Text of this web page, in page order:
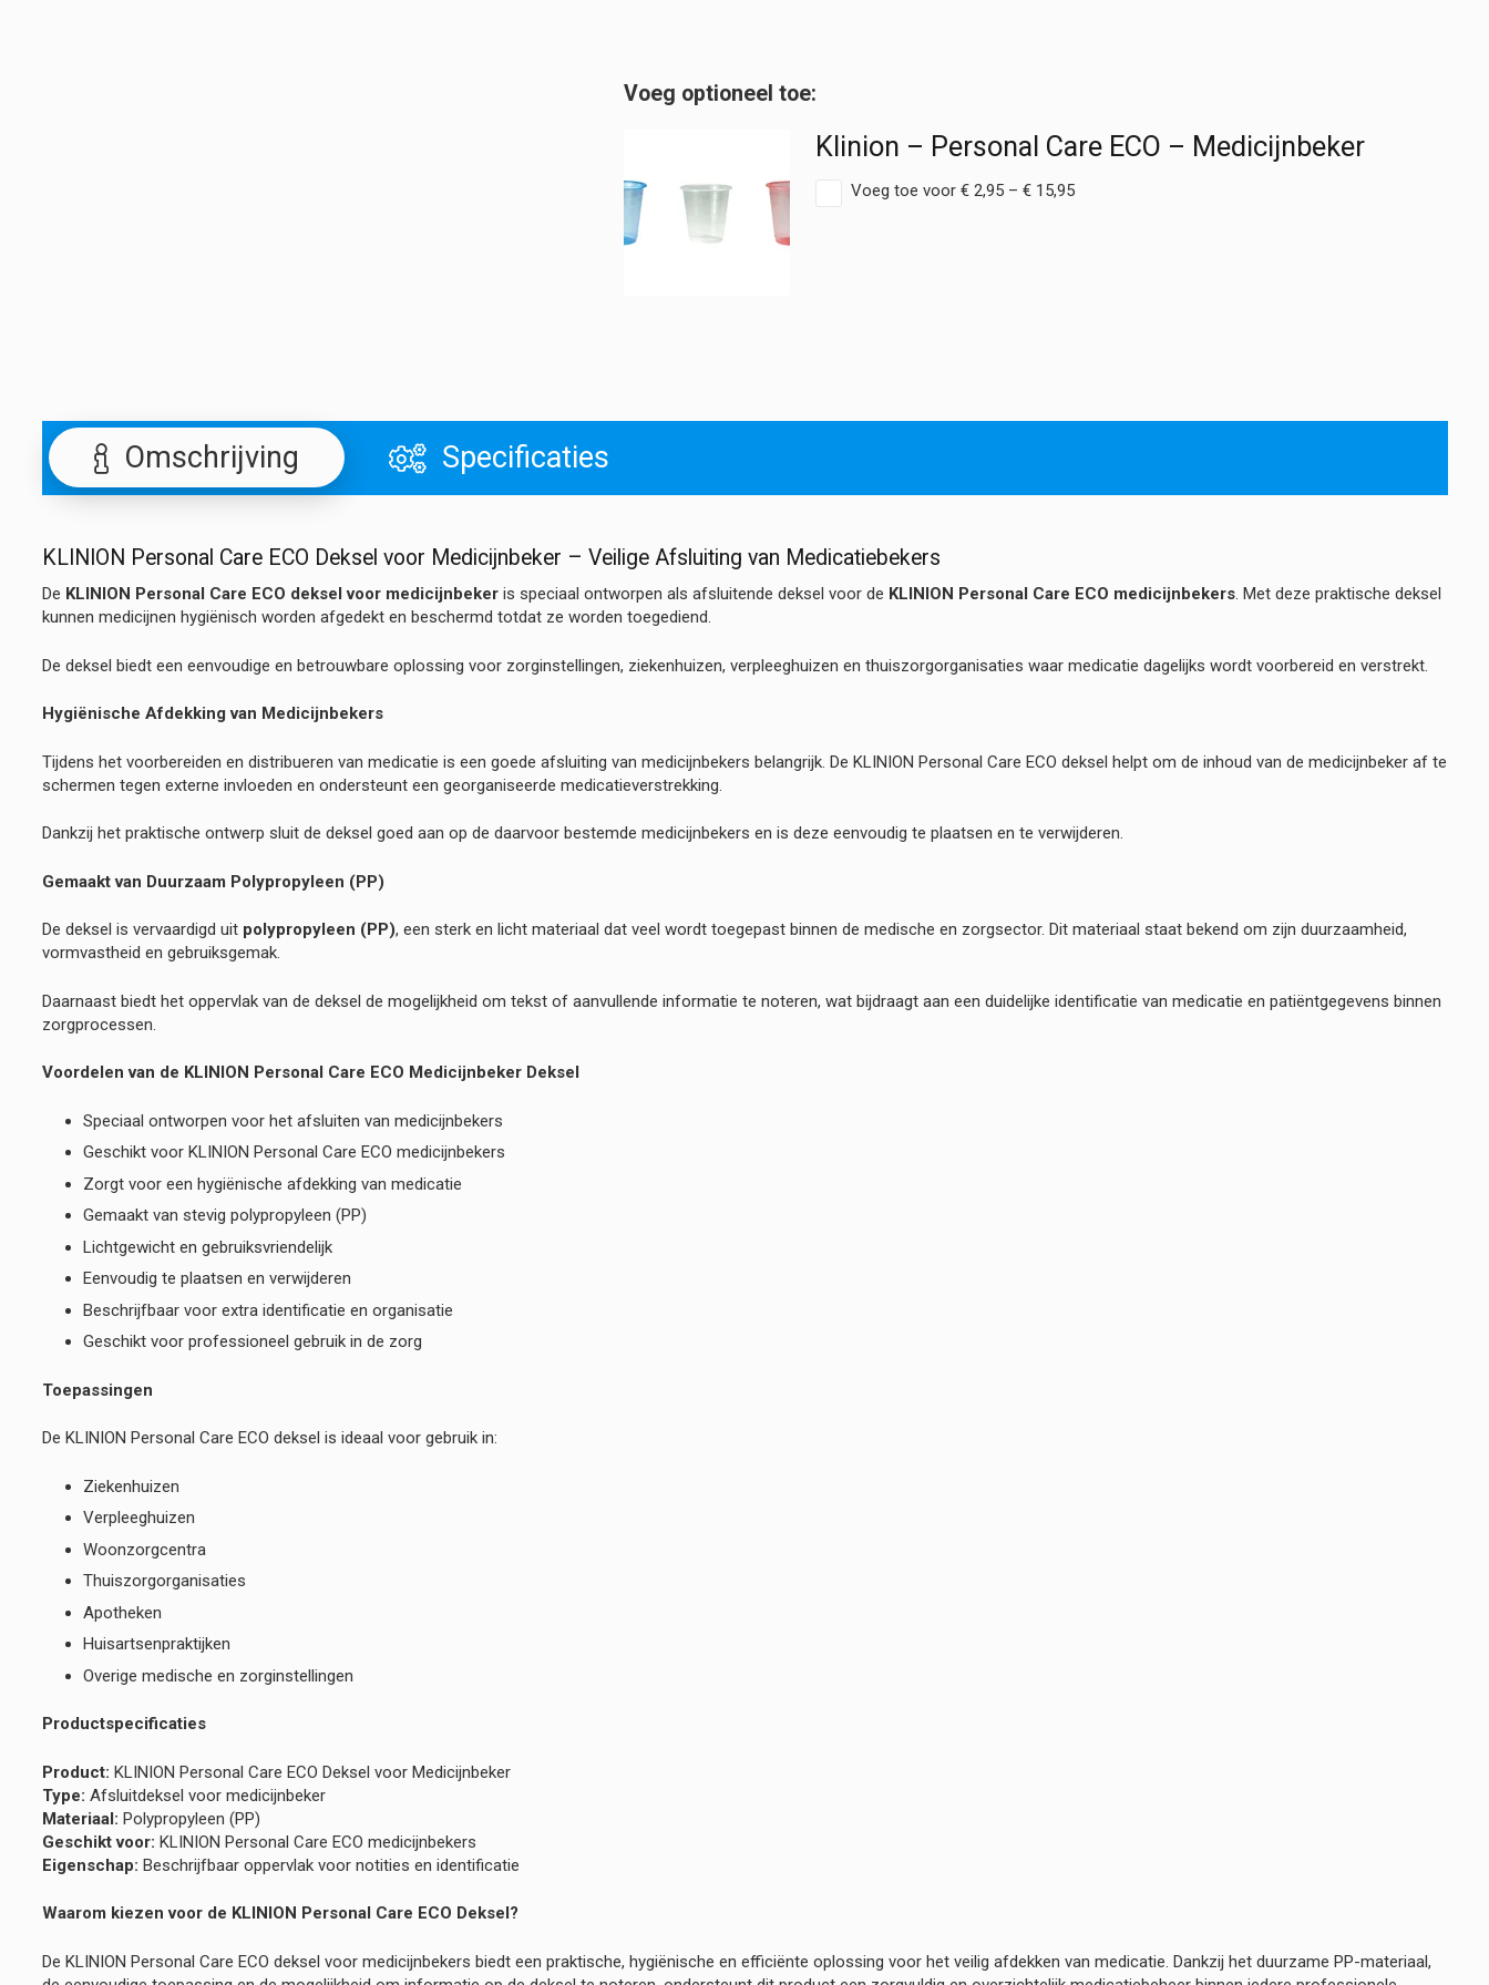
Deksel
Klinion – Personal Care ECO – Medicijnbeker
Voeg toe voor €2,95 – €15,95Prijsklasse:
Omschrijving Specificaties
KLINION Personal Care ECO Deksel voor Medicijnbeker – Veilige Afsluiting van Medicatiebekers
De KLINION Personal Care ECO deksel voor medicijnbekeris speciaal ontworpen als afsluitende deksel voor de KLINION Personal Care ECO medicijnbekers. Met deze praktische deksel
kunnen medicijnen hygiënisch worden afgedekt en beschermd totdat ze worden toegediend.
De deksel biedt een eenvoudige en betrouwbare oplossing voor zorginstellingen, ziekenhuizen, verpleeghuizen en thuiszorgorganisaties waar medicatie dagelijks wordt voorbereid en verstrekt.
Hygiënische Afdekking van Medicijnbekers
Tijdens het voorbereiden en distribueren van medicatie is een goede afsluiting van medicijnbekers belangrijk. De KLINION Personal Care ECO deksel helpt om de inhoud van de medicijnbeker af te
schermen tegen externe invloeden en ondersteunt een georganiseerde medicatieverstrekking.
Dankzij het praktische ontwerp sluit de deksel goed aan op de daarvoor bestemde medicijnbekers en is deze eenvoudig te plaatsen en te verwijderen.
Gemaakt van Duurzaam Polypropyleen (PP)
De deksel is vervaardigd uit polypropyleen (PP), een sterk en licht materiaal dat veel wordt toegepast binnen de medische en zorgsector. Dit materiaal staat bekend om zijn duurzaamheid,
vormvastheid en gebruiksgemak.
Daarnaast biedt het oppervlak van de deksel de mogelijkheid om tekst of aanvullende informatie te noteren, wat bijdraagt aan een duidelijke identificatie van medicatie en patiëntgegevens binnen
zorgprocessen.
Voordelen van de KLINION Personal Care ECO Medicijnbeker Deksel
Speciaal ontworpen voor het afsluiten van medicijnbekers
Geschikt voor KLINION Personal Care ECO medicijnbekers
Zorgt voor een hygiënische afdekking van medicatie
Gemaakt van stevig polypropyleen (PP)
Lichtgewicht en gebruiksvriendelijk
Eenvoudig te plaatsen en verwijderen
Beschrijfbaar voor extra identificatie en organisatie
Geschikt voor professioneel gebruik in de zorg
Toepassingen
De KLINION Personal Care ECO deksel is ideaal voor gebruik in:
Ziekenhuizen
Verpleeghuizen
Woonzorgcentra
Thuiszorgorganisaties
Apotheken
Huisartsenpraktijken
Overige medische en zorginstellingen
Productspecificaties
Product: KLINION Personal Care ECO Deksel voor Medicijnbeker
Type: Afsluitdeksel voor medicijnbeker
Materiaal: Polypropyleen (PP)
Geschikt voor: KLINION Personal Care ECO medicijnbekers
Eigenschap: Beschrijfbaar oppervlak voor notities en identificatie
Waarom kiezen voor de KLINION Personal Care ECO Deksel?
De KLINION Personal Care ECO deksel voor medicijnbekers biedt een praktische, hygiënische en efficiënte oplossing voor het veilig afdekken van medicatie. Dankzij het duurzame PP-materiaal,